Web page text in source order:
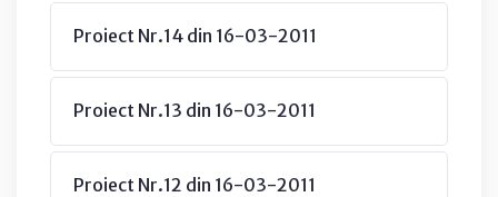
Proiect Nr.14 din 16-03-2011
Proiect Nr.13 din 16-03-2011
Proiect Nr.12 din 16-03-2011